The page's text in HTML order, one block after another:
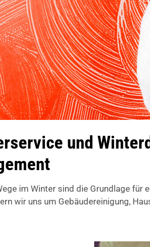
und
im Winter sind die Grundlage
wir uns um Gebäudereinigung,